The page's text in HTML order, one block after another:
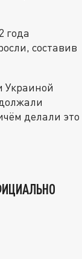
года
составив
Украиной
делали это